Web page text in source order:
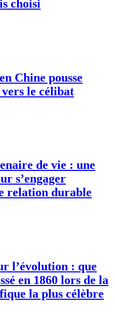
choisi
Chine pousse
le célibat
de vie : une
s’engager
relation durable
l’évolution : que
en 1860 lors de la
la plus célèbre